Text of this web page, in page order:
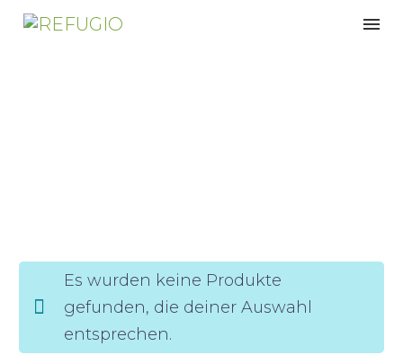
Es wurden keine Produkte
gefunden, die deiner Auswahl
entsprechen.